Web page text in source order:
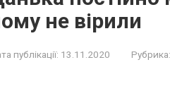
не вірили
публікації: 13.11.2020 Рубрика: